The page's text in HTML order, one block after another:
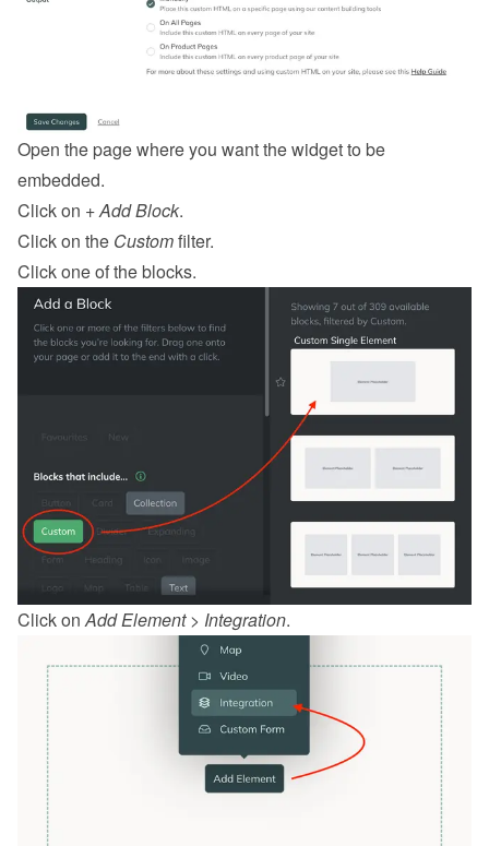
Open the page where you want the widget to be
embedded.
Click on + Add Block.
Click on the Custom filter.
Click one of the blocks.
Click on Add Element > Integration.